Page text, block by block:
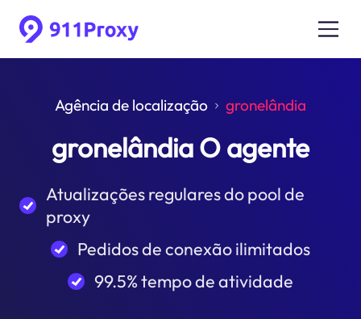
Agência de localização gronelândia
gronelândia O agente
Atualizações regulares do pool de
proxy
Pedidos de conexão ilimitados
99.5% tempo de atividade